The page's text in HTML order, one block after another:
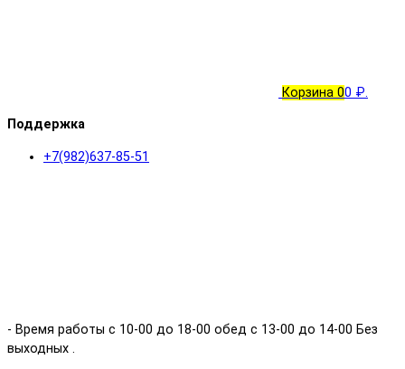
Корзина 00 ₽.
Поддержка
+7(982)637-85-51
- Время работы с 10-00 до 18-00 обед с 13-00 до 14-00 Без
выходных .